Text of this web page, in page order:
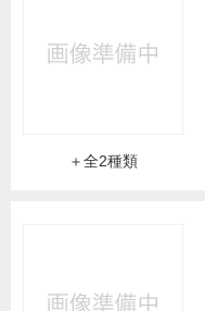
＋全2種類